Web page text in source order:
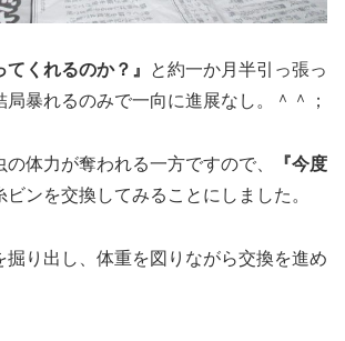
てくれるのか？』
と約一か月半引っ張っ
局暴れるのみで一向に進展なし。＾＾；
体力が奪われる一方ですので、
『今度
ビンを交換してみることにしました。
掘り出し、体重を図りながら交換を進め